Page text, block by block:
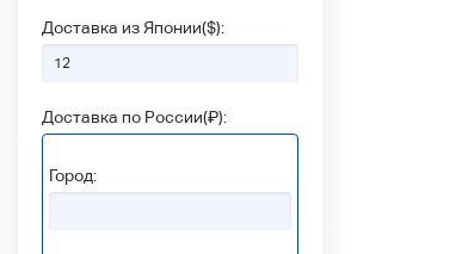
Доставка из Японии($):
Доставка по России(₽):
Город: